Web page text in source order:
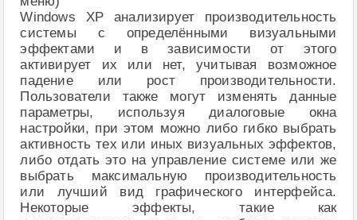
Windows XP анализирует производительность
системы с определёнными визуальными
эффектами и в зависимости от этого
активирует их или нет, учитывая возможное
падение или рост производительности.
Пользователи также могут изменять данные
параметры, используя диалоговые окна
настройки, при этом можно либо гибко выбрать
активность тех или иных визуальных эффектов,
либо отдать это на управление системе или же
выбрать максимальную производительность
или лучший вид графического интерфейса.
Некоторые эффекты, такие как